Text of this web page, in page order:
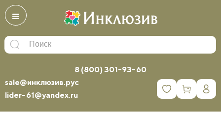
8 (800) 301-93-60
sale@инклюзив.рус
lider-61@yandex.ru
0